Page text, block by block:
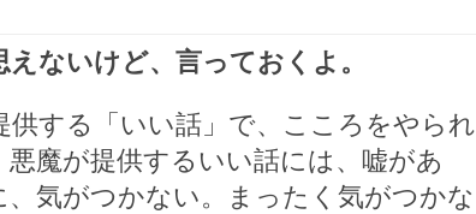
ないけど、言っておくよ。
供する「いい話」で、こころをやられ
魔が提供するいい話には、嘘があ
気がつかない。まったく気がつかな